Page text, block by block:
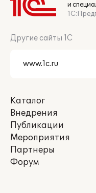
и
Другие сайты 1С
Каталог
Внедрения
Публикации
Мероприятия
Партнеры
Форум